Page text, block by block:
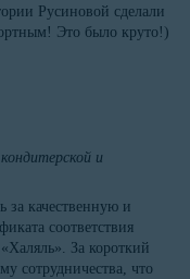
Русиновой сделали
Это было круто!)
и
за качественную и
соответствия
За короткий
сотрудничества, что